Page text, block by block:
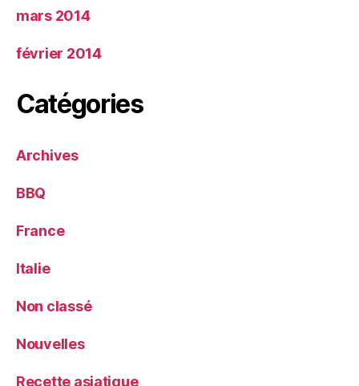
mars 2014
février 2014
Catégories
Archives
BBQ
France
Italie
Non classé
Nouvelles
Recette asiatique